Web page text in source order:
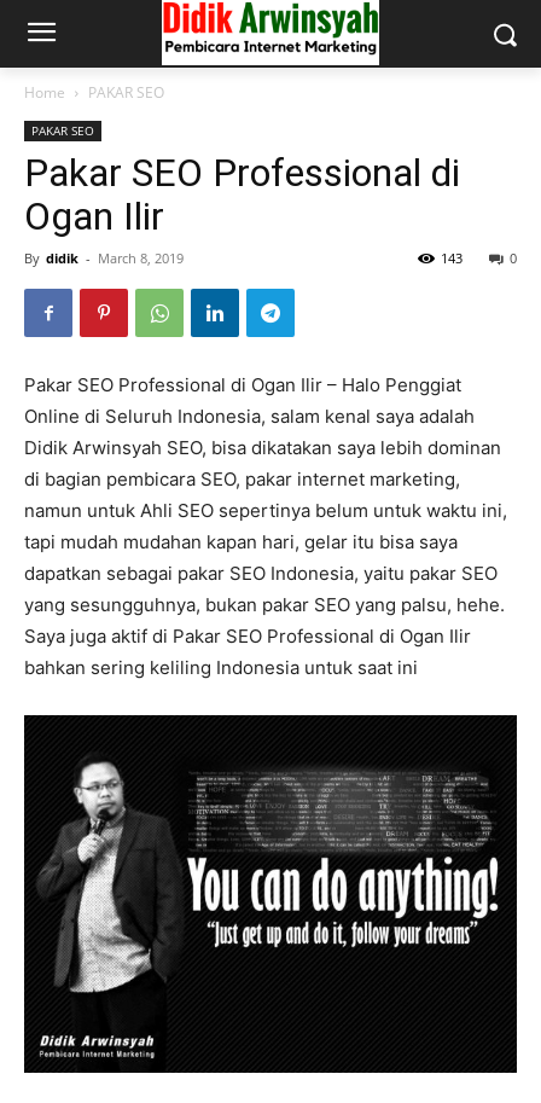
Home PAKAR SEO
PAKAR SEO
Pakar SEO Professional di
Ogan Ilir
By didik - March 8, 2019 0
143
Pakar SEO Professional di Ogan Ilir – Halo Penggiat
Online di Seluruh Indonesia, salam kenal saya adalah
Didik Arwinsyah SEO, bisa dikatakan saya lebih dominan
di bagian pembicara SEO, pakar internet marketing,
namun untuk Ahli SEO sepertinya belum untuk waktu ini,
tapi mudah mudahan kapan hari, gelar itu bisa saya
dapatkan sebagai pakar SEO Indonesia, yaitu pakar SEO
yang sesungguhnya, bukan pakar SEO yang palsu, hehe.
Saya juga aktif di Pakar SEO Professional di Ogan Ilir
bahkan sering keliling Indonesia untuk saat ini